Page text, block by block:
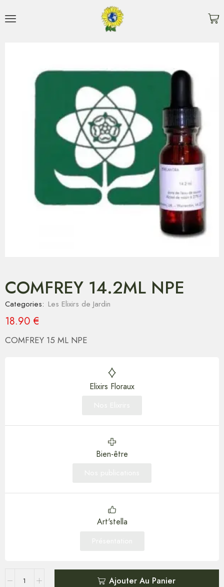
COMFREY 14.2ML NPE
Categories: Les Elixirs de Jardin
18.90 €
COMFREY 15 ML NPE
Elixirs Floraux
Bien-être
Art'stella
Ajouter Au Panier